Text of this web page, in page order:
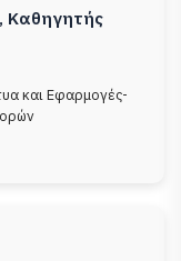
Καθηγητής
και Εφαρμογές-